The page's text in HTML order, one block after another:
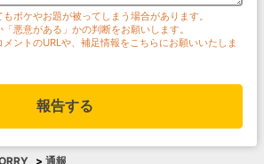
ボケやお題が被ってしまう場合があります。
悪意がある」かの判断をお願いします。
ントのURLや、補足情報をこちらにお願いいたしま
報告する
> 通報